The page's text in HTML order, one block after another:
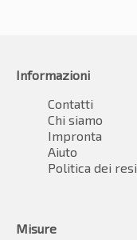
Informazioni
Contatti
Chi siamo
Impronta
Aiuto
Politica dei resi
Misure